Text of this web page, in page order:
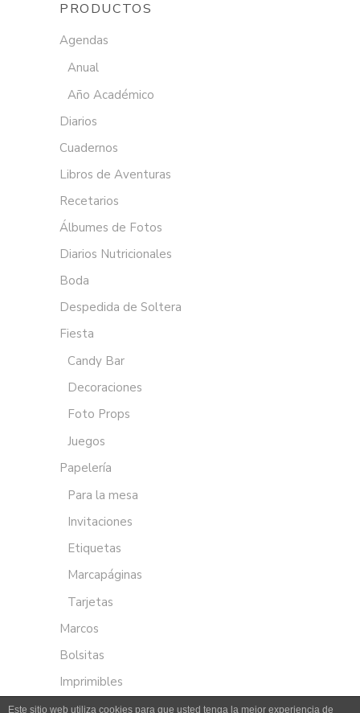
PRODUCTOS
Agendas
Anual
Año Académico
Diarios
Cuadernos
Libros de Aventuras
Recetarios
Álbumes de Fotos
Diarios Nutricionales
Boda
Despedida de Soltera
Fiesta
Candy Bar
Decoraciones
Foto Props
Juegos
Papelería
Para la mesa
Invitaciones
Etiquetas
Marcapáginas
Tarjetas
Marcos
Bolsitas
Imprimibles
Este sitio web utiliza cookies para que usted tenga la mejor experiencia de